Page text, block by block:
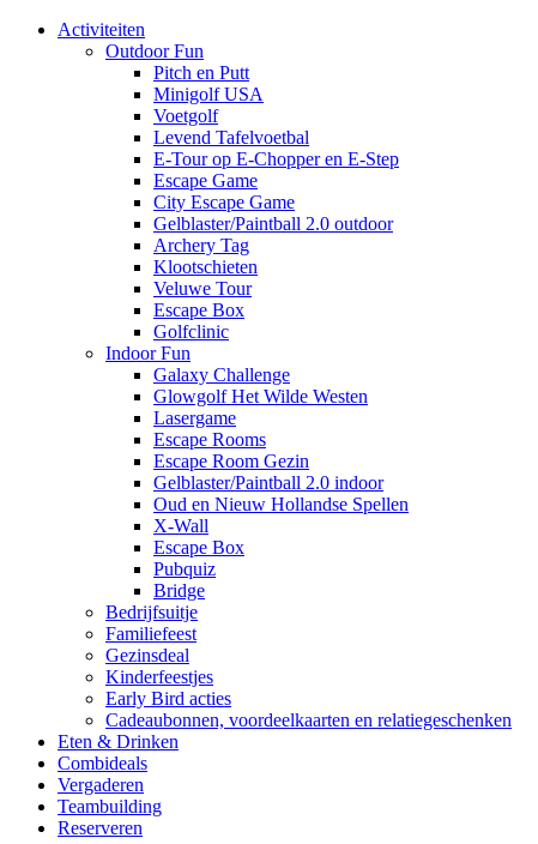
Activiteiten
Outdoor Fun
Pitch en Putt
Minigolf USA
Voetgolf
Levend Tafelvoetbal
E-Tour op E-Chopper en E-Step
Escape Game
City Escape Game
Gelblaster/Paintball 2.0 outdoor
Archery Tag
Klootschieten
Veluwe Tour
Escape Box
Golfclinic
Indoor Fun
Galaxy Challenge
Glowgolf Het Wilde Westen
Lasergame
Escape Rooms
Escape Room Gezin
Gelblaster/Paintball 2.0 indoor
Oud en Nieuw Hollandse Spellen
X-Wall
Escape Box
Pubquiz
Bridge
Bedrijfsuitje
Familiefeest
Gezinsdeal
Kinderfeestjes
Early Bird acties
Cadeaubonnen, voordeelkaarten en relatiegeschenken
Eten & Drinken
Combideals
Vergaderen
Teambuilding
Reserveren